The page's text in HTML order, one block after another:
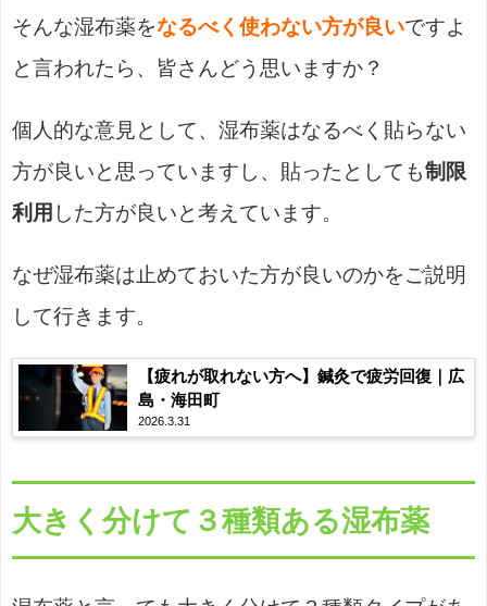
そんな湿布薬をなるべく使わない方が良いですよ
と言われたら、皆さんどう思いますか？
個人的な意見として、湿布薬はなるべく貼らない
方が良いと思っていますし、貼ったとしても制限
利用 した方が良いと考えています。
なぜ湿布薬は止めておいた方が良いのかをご説明
して行きます。
【疲れが取れない方へ】鍼灸で疲労回復｜広
島・海田町
2026.3.31
大きく分けて３種類ある湿布薬